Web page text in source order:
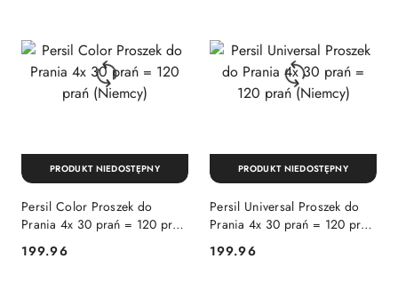
Persil Color Proszek do
Prania 4x 30 prań = 120 prań
Cena:
199.96
PRODUKT NIEDOSTĘPNY
Persil Universal Proszek do
Prania 4x 30 prań = 120 prań
Cena:
199.96
PRODUKT NIEDOSTĘPNY